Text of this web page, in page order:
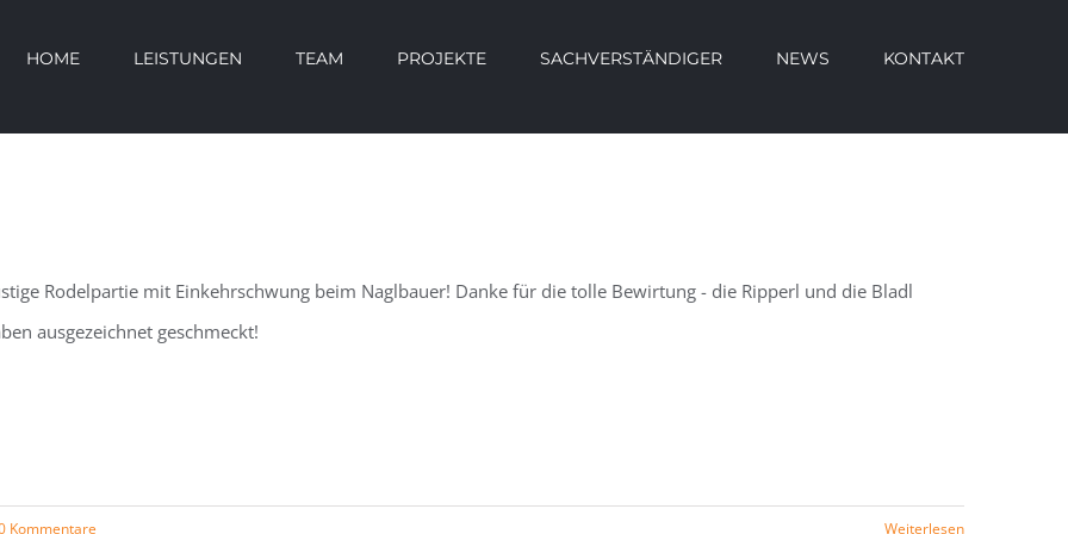
HOME LEISTUNGEN TEAM PROJEKTE SACHVERSTÄNDIGER NEWS KONTAKT
Rodelpartie mit Einkehrschwung beim Naglbauer! Danke für die tolle Bewirtung - die Ripperl und die Bladl
ausgezeichnet geschmeckt!
Kommentare Weiterlesen